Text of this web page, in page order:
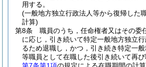
用する。
(一般地方独立行政法人等から復帰した
計算)
第8条
職員のうち，任命権者又はその委
に応じ，引き続いて特定一般地方独立
るため退職し，かつ，引き続き特定一
等職員として在職した後引き続いて再